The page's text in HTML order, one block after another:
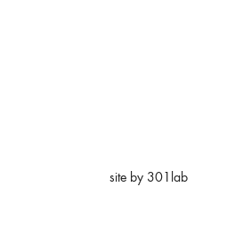
site by 301lab